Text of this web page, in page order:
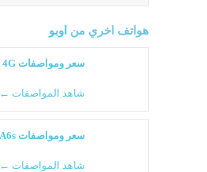
هواتف اخري من اوبو
سعر ومواصفات Oppo A6t 4G
شاهد المواصفات ←
سعر ومواصفات Oppo A6s
شاهد المواصفات ←